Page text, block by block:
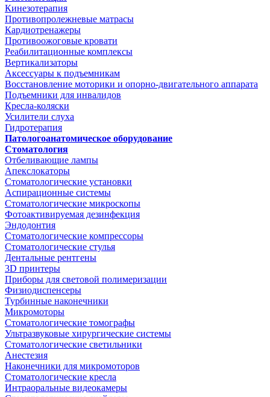
Кинезотерапия
Противопролежневые матрасы
Кардиотренажеры
Противоожоговые кровати
Реабилитационные комплексы
Вертикализаторы
Аксессуары к подъемникам
Восстановление моторики и опорно-двигательного аппарата
Подъемники для инвалидов
Кресла-коляски
Усилители слуха
Гидротерапия
Патологоанатомическое оборудование
Стоматология
Отбеливающие лампы
Апекслокаторы
Стоматологические установки
Аспирационные системы
Стоматологические микроскопы
Фотоактивируемая дезинфекция
Эндодонтия
Стоматологические компрессоры
Стоматологические стулья
Дентальные рентгены
3D принтеры
Приборы для световой полимеризации
Физиодиспенсеры
Турбинные наконечники
Микромоторы
Стоматологические томографы
Ультразвуковые хирургические системы
Стоматологические светильники
Анестезия
Наконечники для микромоторов
Стоматологические кресла
Интраоральные видеокамеры